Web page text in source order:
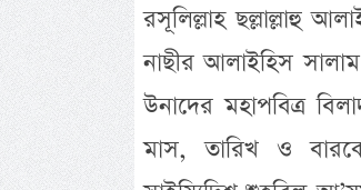
রসূলিল্লাহ ছল্লাল্লাহু
নাছীর আলাইহিস
উনাদের মহাপবিত্র
মাস, তারিখ ও